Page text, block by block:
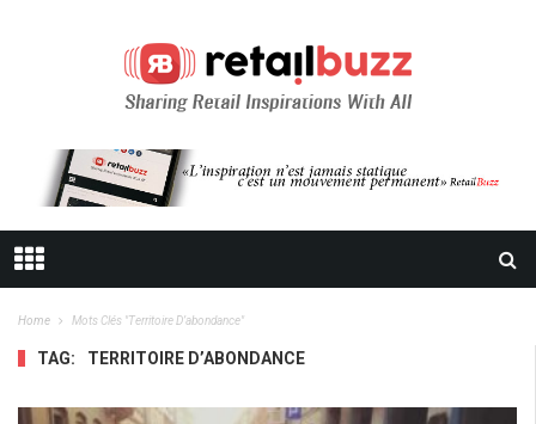
Home Mots Clés "territoire D’abondance"
TAG: TERRITOIRE D’ABONDANCE